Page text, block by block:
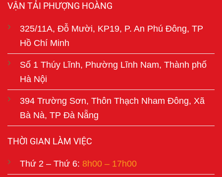
VẬN TẢI PHƯỢNG HOÀNG
325/11A, Đỗ Mười, KP19, P. An Phú Đông, TP
Hồ Chí Minh
Số 1 Thúy Lĩnh, Phường Lĩnh Nam, Thành phố
Hà Nội
394 Trường Sơn, Thôn Thạch Nham Đông, Xã
Bà Nà, TP Đà Nẵng
THỜI GIAN LÀM VIỆC
Thứ 2 – Thứ 6: 8h00 – 17h00